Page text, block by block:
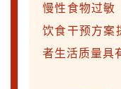
慢性食物过敏
饮食干预方案
者生活质量具